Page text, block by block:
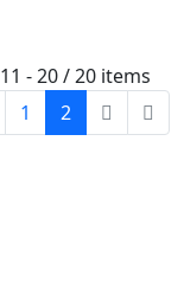
11 - 20 / 20 items
1 2